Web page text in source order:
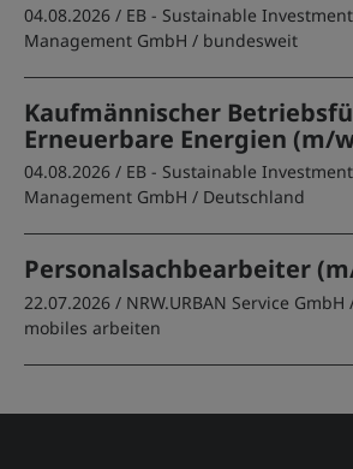
04.08.2026 / EB - Sustainable Investment
Management GmbH / bundesweit
Kaufmännischer
Erneuerbare Energien (m/
04.08.2026 / EB - Sustainable Investment
Management GmbH / Deutschland
Personalsachbearbeiter
22.07.2026 / NRW.URBAN Service GmbH
mobiles arbeiten